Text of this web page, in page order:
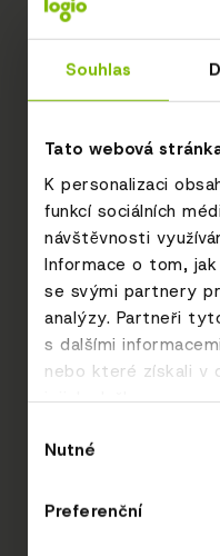
Souhlas
Tato webová
K personalizaci
funkcí sociálních
návštěvnosti
Informace o tom,
se svými partnery
analýzy. Partneři
s dalšími
nebo které získali v
jejich služby.
souhlasu
Nutné
Preferenční